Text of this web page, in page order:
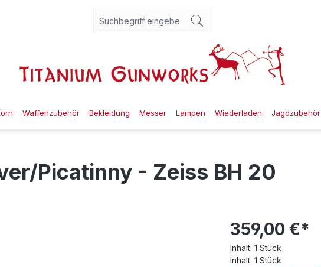
Waffenzubehör Bekleidung Messer Lampen Wiederladen Jagdzubehör
Picatinny - Zeiss BH 20
359,00 €*
Inhalt: 1 Stück
Inhalt: 1 Stück